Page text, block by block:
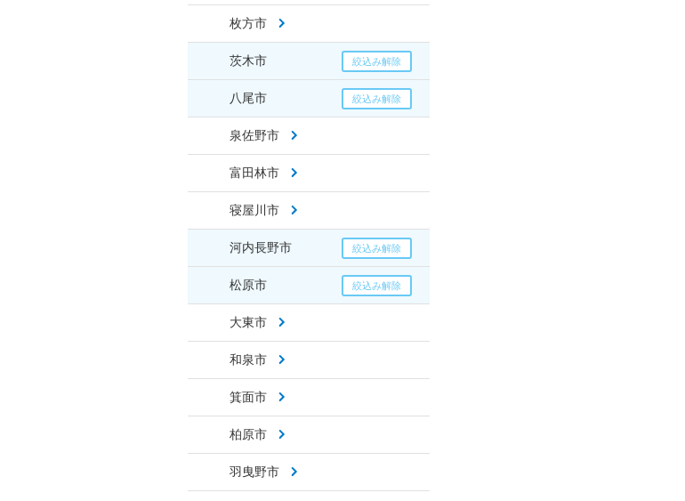
枚方市
茨木市
八尾市
泉佐野市
富田林市
寝屋川市
河内長野市
松原市
大東市
和泉市
箕面市
柏原市
羽曳野市